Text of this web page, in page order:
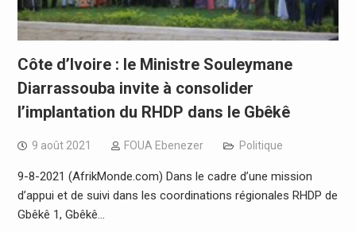
Côte d’Ivoire : le Ministre Souleymane
Diarrassouba invite à consolider
l’implantation du RHDP dans le Gbêkê
9 août 2021 FOUA Ebenezer Politique
9-8-2021 (AfrikMonde.com) Dans le cadre d’une mission
d’appui et de suivi dans les coordinations régionales RHDP de
Gbêkê 1, Gbêkê…